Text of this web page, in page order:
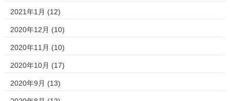
2021年1月 (12)
2020年12月 (10)
2020年11月 (10)
2020年10月 (17)
2020年9月 (13)